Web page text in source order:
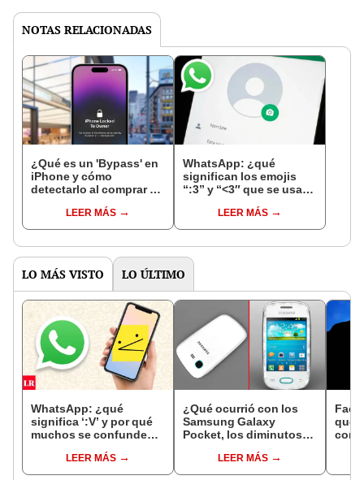
NOTAS RELACIONADAS
¿Qué es un 'Bypass' en
iPhone y cómo
detectarlo al comprar un
LEER MÁS
WhatsApp: ¿qué
significan los emojis
“:3” y “<3″ que se usan
LEER MÁS
LO MÁS VISTO LO ÚLTIMO
WhatsApp: ¿qué
significa ‘:V’ y por qué
muchos se confunden
LEER MÁS
¿Qué ocurrió con los
Samsung Galaxy
Pocket, los diminutos
usaron?LEER MÁS
que